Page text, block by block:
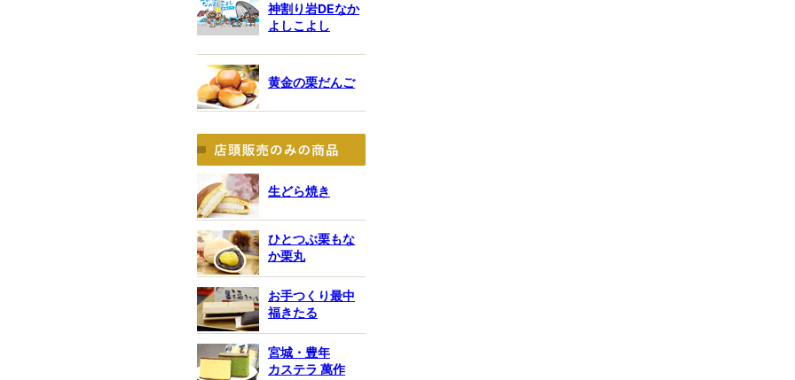
神割り岩DEなか
よしこよし
黄金の栗だんご
生どら焼き
ひとつぶ栗もな
か栗丸
お手つくり最中
福きたる
宮城・豊年
カステラ 萬作